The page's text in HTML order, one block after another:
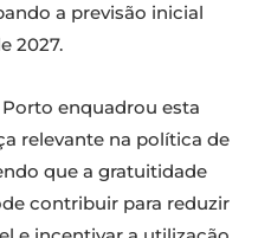
a previsão inicial
2027.
enquadrou esta
relevante na política de
que a gratuitidade
contribuir para reduzir